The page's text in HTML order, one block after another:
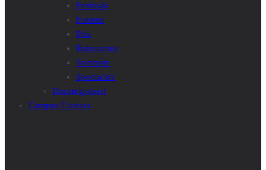
Festivals
Forums
Prix
Rencontres
Sommets
Spectacles
Uncategorised
Campus Univers